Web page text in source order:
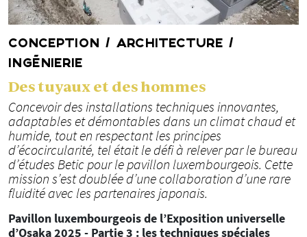
CONCEPTION / ARCHITECTURE /
INGÉNIERIE
Des tuyaux et des hommes
Concevoir des installations techniques innovantes,
adaptables et démontables dans un climat chaud et
humide, tout en respectant les principes
d’écocircularité, tel était le défi à relever par le bureau
d’études Betic pour le pavillon luxembourgeois. Cette
mission s’est doublée d’une collaboration d’une rare
fluidité avec les partenaires japonais.
Pavillon luxembourgeois de l’Exposition universelle
d’Osaka 2025 - Partie 3 : les techniques spéciales